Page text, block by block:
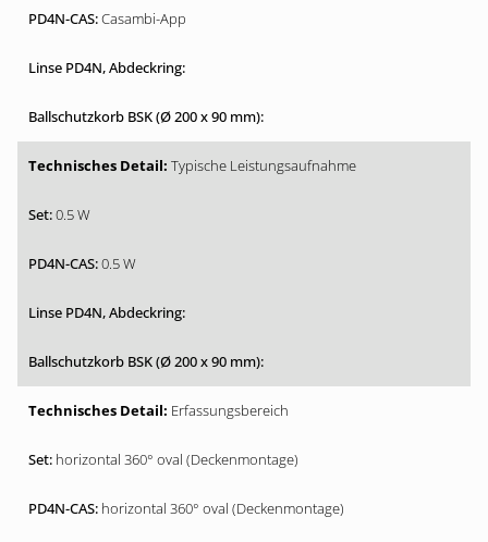
Casambi-App
Typische Leistungsaufnahme
0.5 W
0.5 W
Erfassungsbereich
horizontal 360° oval (Deckenmontage)
horizontal 360° oval (Deckenmontage)